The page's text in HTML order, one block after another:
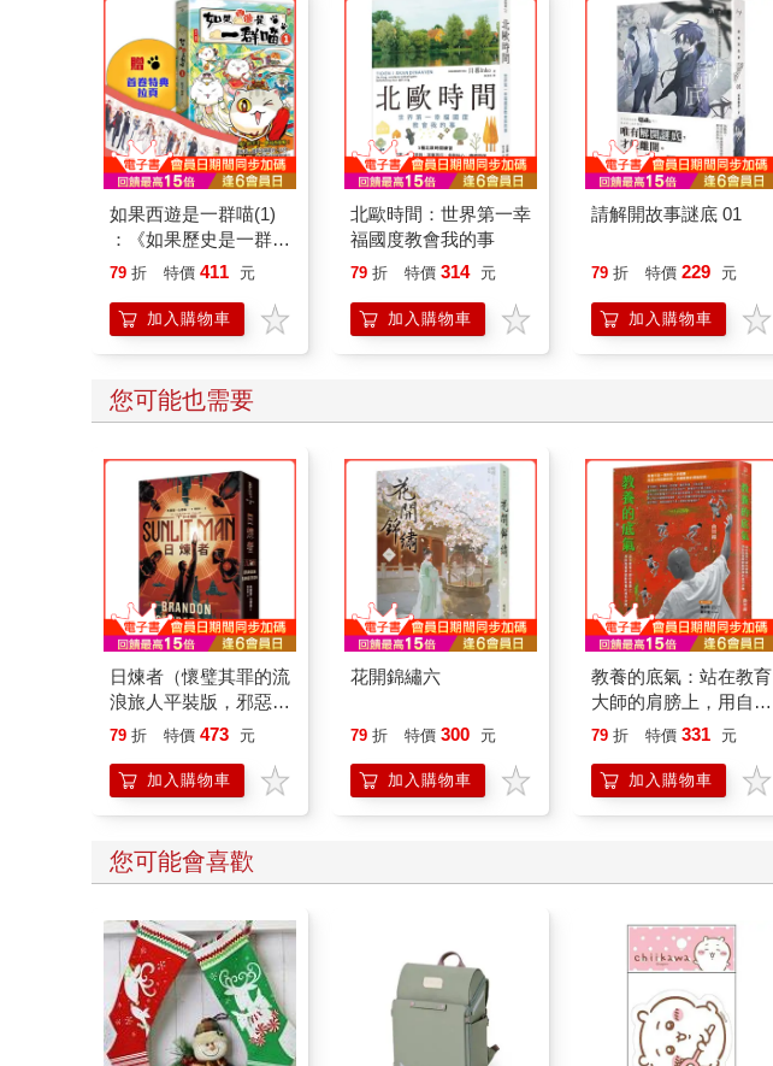
如果西遊是一群喵(1)
：《如果歷史是一群
喵》作者最新力作，附
79 折 特價 411 元
加入購物車
北歐時間：世界第一幸
福國度教會我的事
79 折 特價 314 元
加入購物車
請解開故事謎底 01
79 折 特價 229 元
加入購物車
您可能也需要
日煉者（懷璧其罪的流
浪旅人平裝版，邪惡奇
幻天才大神超凡驚豔震
79 折 特價 473 元
加入購物車
花開錦繡六
79 折 特價 300 元
加入購物車
教養的底氣：站在教育
大師的肩膀上，用自我
覺察啟動教養的複利效
79 折 特價 331 元
加入購物車
您可能會喜歡